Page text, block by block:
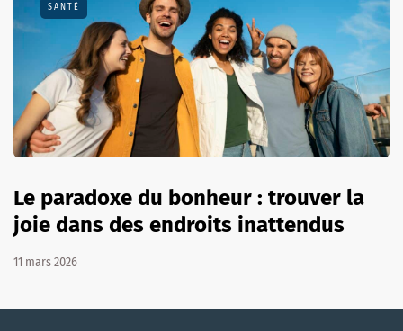
SANTÉ
Le paradoxe du bonheur : trouver la
joie dans des endroits inattendus
11 mars 2026